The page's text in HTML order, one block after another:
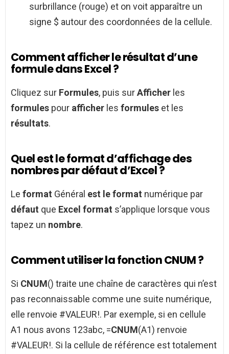
surbrillance (rouge) et on voit apparaître un
signe $ autour des coordonnées de la cellule.
Comment afficher le résultat d’une
formule dans Excel ?
Cliquez sur Formules, puis surAfficher les
formules pour afficher les formules et les
résultats.
Quel est le format d’affichage des
nombres par défaut d’Excel ?
Le format Général est le format numérique par
défaut que Excel format s’applique lorsque vous
tapez un nombre.
Comment utiliser la fonction CNUM ?
Si CNUM() traite une chaîne de caractères qui n’est
pas reconnaissable comme une suite numérique,
elle renvoie #VALEUR!. Par exemple, si en cellule
A1 nous avons 123abc, =CNUM(A1) renvoie
#VALEUR!. Si la cellule de référence est totalement